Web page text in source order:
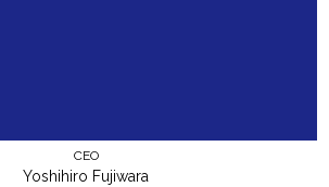
CEO
Yoshihiro Fujiwara